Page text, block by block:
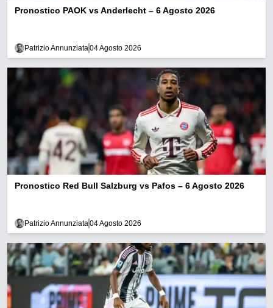
Pronostico PAOK vs Anderlecht – 6 Agosto 2026
Patrizio Annunziata 04 Agosto 2026
Pronostico Red Bull Salzburg vs Pafos – 6 Agosto 2026
Patrizio Annunziata 04 Agosto 2026